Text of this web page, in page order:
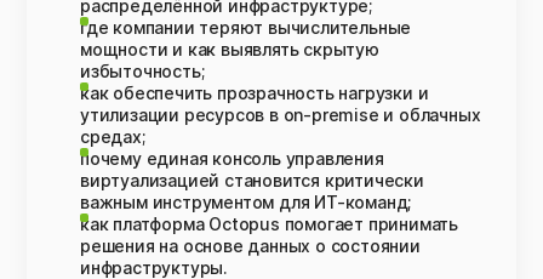
распределённой инфраструктуре;
где компании теряют вычислительные
мощности и как выявлять скрытую
избыточность;
как обеспечить прозрачность нагрузки и
утилизации ресурсов в on-premise и облачных
средах;
почему единая консоль управления
виртуализацией становится критически
важным инструментом для ИТ-команд;
как платформа Octopus помогает принимать
решения на основе данных о состоянии
инфраструктуры.